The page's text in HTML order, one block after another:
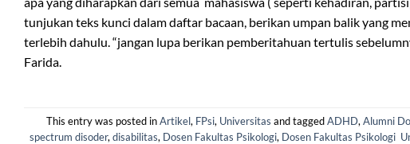
tunjukan teks kunci dalam daftar bacaan, berikan umpan balik yang
terlebih dahulu. “jangan lupa berikan pemberitahuan tertulis
Farida.
This entry was posted inArtikel, FPsi, Universitas and taggedADHD, Alumni
spectrum disoder, disabilitas, Dosen Fakultas Psikologi, Dosen Fakultas Psikologi